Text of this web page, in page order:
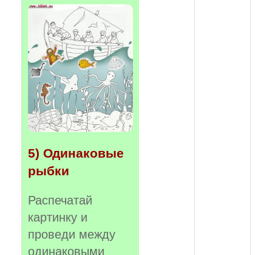
5) Одинаковые
рыбки
Распечатай
картинку и
проведи между
одинаковыми